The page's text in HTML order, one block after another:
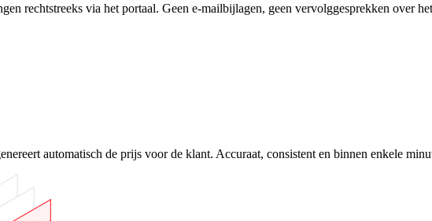
rechtstreeks via het portaal. Geen e-mailbijlagen, geen vervolggesprekken over
automatisch de prijs voor de klant. Accuraat, consistent en binnen enkele